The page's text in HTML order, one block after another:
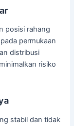
posisi rahang
permukaan
distribusi
risiko
stabil dan tidak